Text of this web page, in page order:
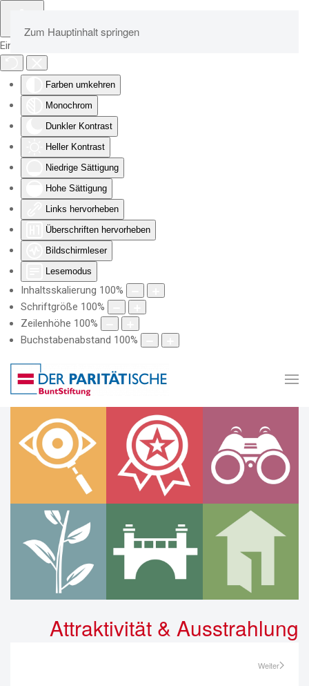
Eingabehilfen öffnen
Farben umkehren
Monochrom
Dunkler Kontrast
Heller Kontrast
Niedrige Sättigung
Hohe Sättigung
Links hervorheben
Überschriften hervorheben
Bildschirmleser
Lesemodus
Inhaltsskalierung 100%
Schriftgröße 100%
Zeilenhöhe 100%
Buchstabenabstand 100%
Zum Hauptinhalt springen
Attraktivität & Ausstrahlung
Weiter